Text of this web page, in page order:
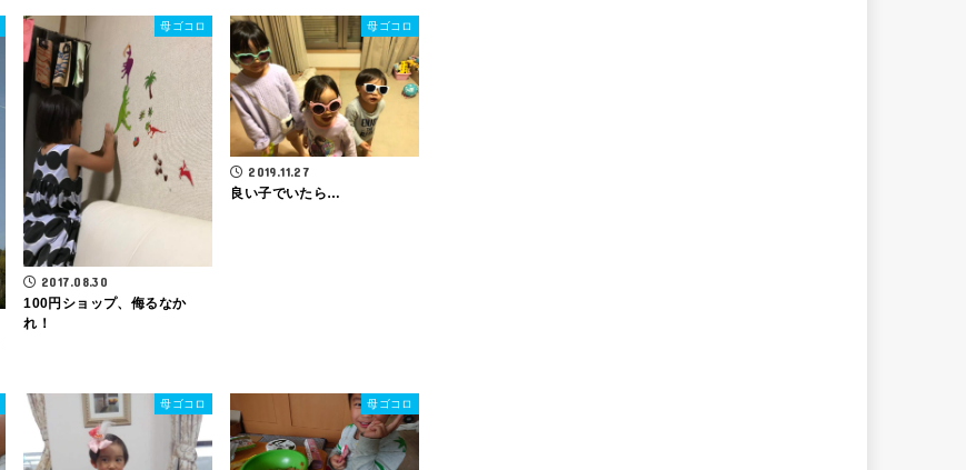
母ゴコロ
2017.08.30
100円ショップ、侮るなか
れ！
母ゴコロ
2019.11.27
良い子でいたら…
母ゴコロ 母ゴコロ